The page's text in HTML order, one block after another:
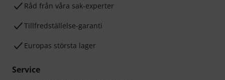
Råd från våra sak-experter
Tillfredställelse-garanti
Europas största lager
Service